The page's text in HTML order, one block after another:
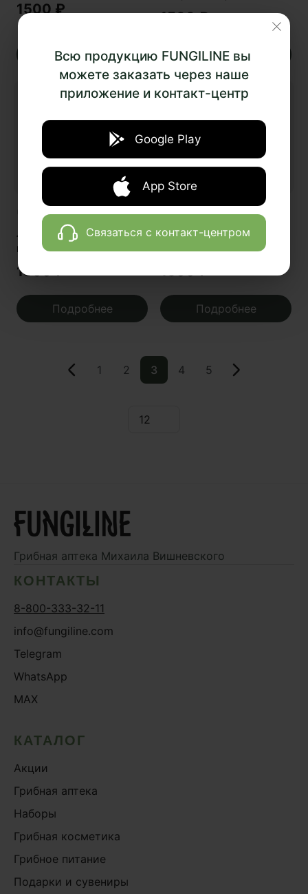
Всю продукцию FUNGILINE вы
можете заказать через наше
приложение и контакт-центр
Google Play
App Store
Связаться с контакт-центром
1500₽
Подробнее
папоротники»
1500₽
Подробнее
Оставить отзыв
Льняной чехол для
подушки «Светлый
осенний лес»
1500₽
Подробнее
Оставить отзыв
Льняной чехол для
подушки «Темный
Подробнее
1 2 3 4 5
Грибная аптека Михаила Вишневского
КОНТАКТЫ
8-800-333-32-11
info@fungiline.com
Telegram
WhatsApp
MAX
КАТАЛОГ
Акции
Грибная аптека
Наборы
Грибная косметика
Грибное питание
Подарки и сувениры